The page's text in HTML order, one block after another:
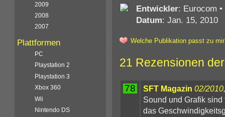
Entwickler: Eurocom •
Datum: Jan. 15, 2010
Welche Publikation passt zu
21 Rezensionen
78 SFT Magazin 02/2010
Sound und Grafik
das
2009
2008
2007
Plattformen
PC
Playstation 2
Playstation 3
Xbox 360
Wii
Nintendo DS